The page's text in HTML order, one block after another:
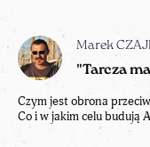
Marek
"Tarcza
Czym jest obrona
Co i w jakim celu budują